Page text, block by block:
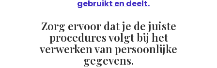
gebruikt en deelt.
Zorg ervoor dat je de juiste
procedures volgt bij het
verwerken van persoonlijke
gegevens.